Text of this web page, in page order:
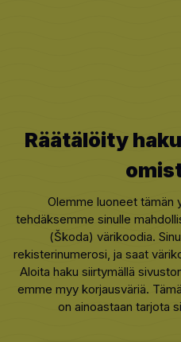
Räätälöity
Olemme luoneet tämän
tehdäksemme sinulle
(Škoda) värikoodia.
rekisterinumerosi, ja saat
Aloita haku siirtymällä
emme myy korjausväriä.
on ainoastaan tarjota